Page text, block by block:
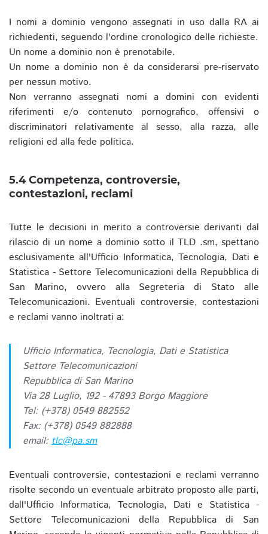
I nomi a dominio vengono assegnati in uso dalla RA ai
richiedenti, seguendo l'ordine cronologico delle richieste.
Un nome a dominio non è prenotabile.
Un nome a dominio non è da considerarsi pre-riservato
per nessun motivo.
Non verranno assegnati nomi a domini con evidenti
riferimenti e/o contenuto pornografico, offensivi o
discriminatori relativamente al sesso, alla razza, alle
religioni ed alla fede politica.
5.4 Competenza, controversie,
contestazioni, reclami
Tutte le decisioni in merito a controversie derivanti dal
rilascio di un nome a dominio sotto il TLD .sm, spettano
esclusivamente all'Ufficio Informatica, Tecnologia, Dati e
Statistica - Settore Telecomunicazioni della Repubblica di
San Marino, ovvero alla Segreteria di Stato alle
Telecomunicazioni. Eventuali controversie, contestazioni
e reclami vanno inoltrati a:
Ufficio Informatica, Tecnologia, Dati e Statistica
Settore Telecomunicazioni
Repubblica di San Marino
Via 28 Luglio, 192 - 47893 Borgo Maggiore
Tel: (+378) 0549 882552
Fax: (+378) 0549 882888
email: tlc@pa.sm
Eventuali controversie, contestazioni e reclami verranno
risolte secondo un eventuale arbitrato proposto alle parti,
dall'Ufficio Informatica, Tecnologia, Dati e Statistica -
Settore Telecomunicazioni della Repubblica di San